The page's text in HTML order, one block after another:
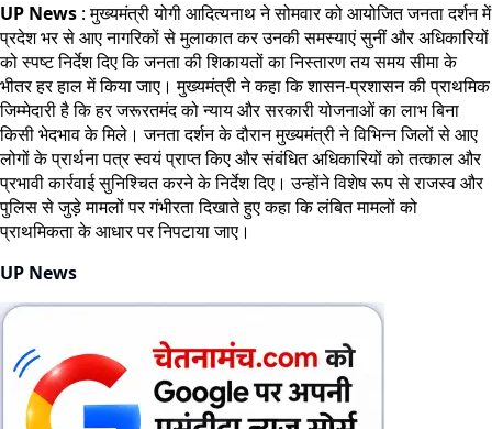
UP News : मुख्यमंत्री योगी आदित्यनाथ ने सोमवार को आयोजित जनता दर्शन में
प्रदेश भर से आए नागरिकों से मुलाकात कर उनकी समस्याएं सुनीं और अधिकारियों
को स्पष्ट निर्देश दिए कि जनता की शिकायतों का निस्तारण तय समय सीमा के
भीतर हर हाल में किया जाए। मुख्यमंत्री ने कहा कि शासन-प्रशासन की प्राथमिक
जिम्मेदारी है कि हर जरूरतमंद को न्याय और सरकारी योजनाओं का लाभ बिना
किसी भेदभाव के मिले। जनता दर्शन के दौरान मुख्यमंत्री ने विभिन्न जिलों से आए
लोगों के प्रार्थना पत्र स्वयं प्राप्त किए और संबंधित अधिकारियों को तत्काल और
प्रभावी कार्रवाई सुनिश्चित करने के निर्देश दिए। उन्होंने विशेष रूप से राजस्व और
पुलिस से जुड़े मामलों पर गंभीरता दिखाते हुए कहा कि लंबित मामलों को
प्राथमिकता के आधार पर निपटाया जाए।
UP News